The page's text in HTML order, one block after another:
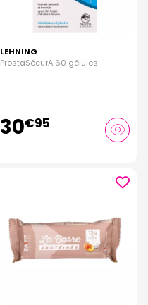
LEHNING
ProstaSécurA 60 gélules
30€95